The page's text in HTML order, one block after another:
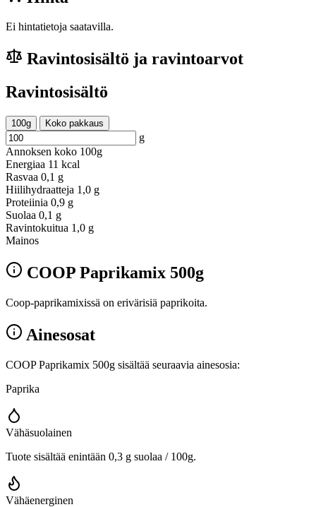
Ei hintatietoja saatavilla.
Ravintosisältö ja ravintoarvot
Ravintosisältö
100g Koko pakkaus
g
Annoksen koko 100g
Energiaa 11 kcal
Rasvaa 0,1 g
Hiilihydraatteja 1,0 g
Proteiinia 0,9 g
Suolaa 0,1 g
Ravintokuitua 1,0 g
Mainos
COOP Paprikamix 500g
Coop-paprikamixissä on erivärisiä paprikoita.
Ainesosat
COOP Paprikamix 500g sisältää seuraavia ainesosia:
Paprika
Vähäsuolainen
Tuote sisältää enintään 0,3 g suolaa / 100g.
Vähäenerginen